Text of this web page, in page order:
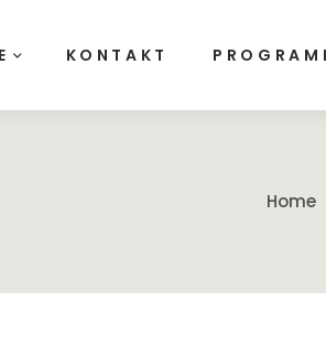
KONTAKT
Home